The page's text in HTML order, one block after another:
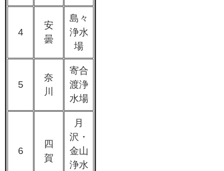
4
安
曇
島々
浄水
場
5
奈
川
寄合
渡浄
水場
6
四
賀
月
沢・
金山
浄水